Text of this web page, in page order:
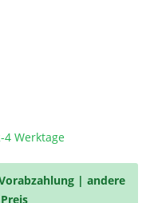
Werktage
| andere